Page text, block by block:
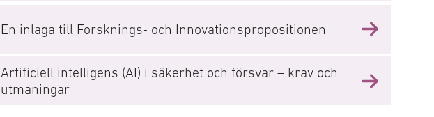
En inlaga till Forsknings‐ och Innovationspropositionen
Artificiell intelligens (AI) i säkerhet och försvar – krav och
utmaningar